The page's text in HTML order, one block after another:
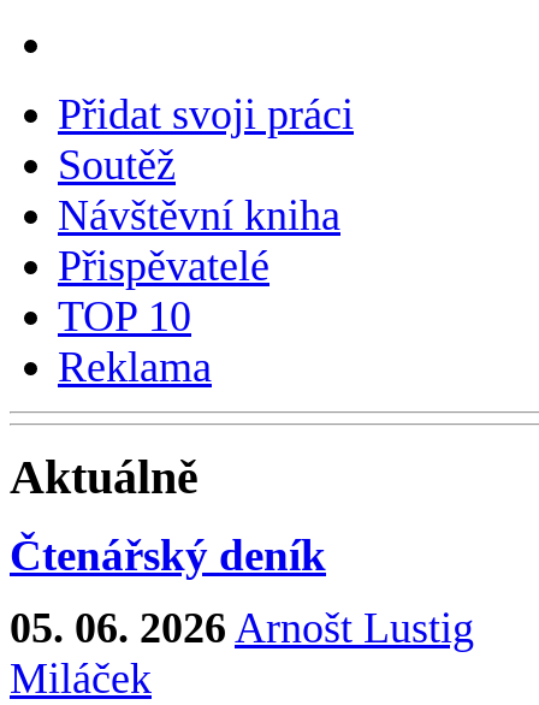
Přidat svoji práci
Soutěž
Návštěvní kniha
Přispěvatelé
TOP 10
Reklama
Aktuálně
Čtenářský deník
05. 06. 2026 Arnošt Lustig
Miláček